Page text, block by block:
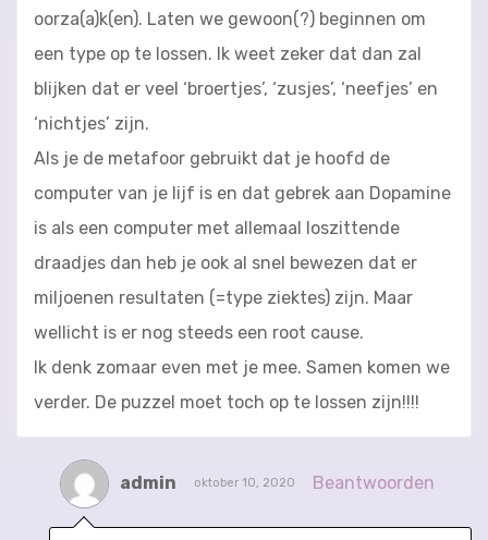
oorza(a)k(en). Laten we gewoon(?) beginnen om
een type op te lossen. Ik weet zeker dat dan zal
blijken dat er veel ‘broertjes’, ‘zusjes’, ‘neefjes’ en
‘nichtjes’ zijn.
Als je de metafoor gebruikt dat je hoofd de
computer van je lijf is en dat gebrek aan Dopamine
is als een computer met allemaal loszittende
draadjes dan heb je ook al snel bewezen dat er
miljoenen resultaten (=type ziektes) zijn. Maar
wellicht is er nog steeds een root cause.
Ik denk zomaar even met je mee. Samen komen we
verder. De puzzel moet toch op te lossen zijn!!!!
admin oktober 10, 2020 Beantwoorden